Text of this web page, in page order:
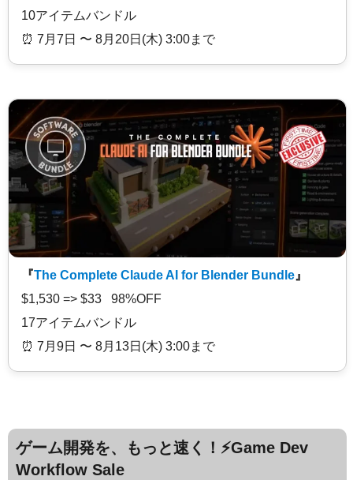
10アイテムバンドル
⏰️ 7月7日 〜 8月20日(木) 3:00まで
『The Complete Claude AI for Blender Bundle 』
$1,530 => $33 98%OFF
17アイテムバンドル
⏰️ 7月9日 〜 8月13日(木) 3:00まで
ゲーム開発を、もっと速く！⚡️Game Dev
Workflow Sale